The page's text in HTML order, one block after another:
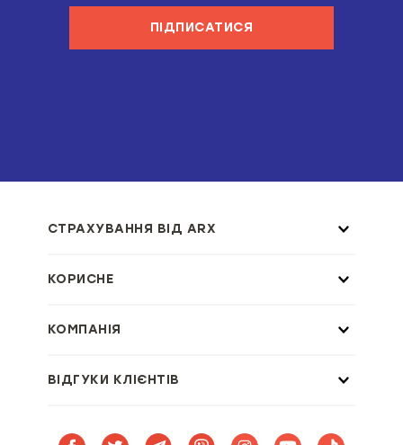
ПІДПИСАТИСЯ
СТРАХУВАННЯ ВІД ARX
КОРИСНЕ
КОМПАНІЯ
ВІДГУКИ КЛІЄНТІВ